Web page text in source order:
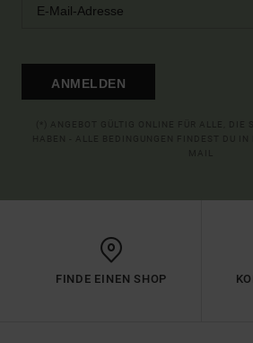
ANMELDEN
FINDE EINEN SHOP